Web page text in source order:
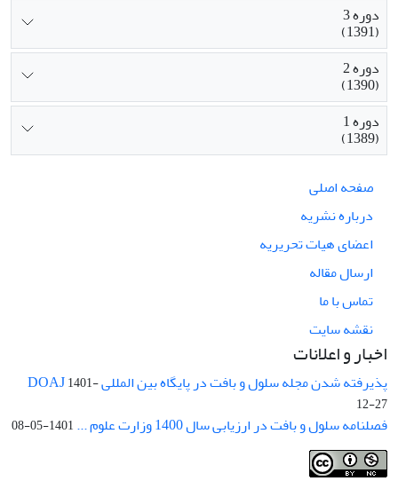
دوره 3
(1391)
دوره 2
(1390)
دوره 1
(1389)
صفحه اصلی
درباره نشریه
اعضای هیات تحریریه
ارسال مقاله
تماس با ما
نقشه سایت
اخبار و اعلانات
پذیرفته شدن مجله سلول و بافت در پایگاه بین المللی DOAJ1401-
12-27
فصلنامه سلول و بافت در ارزیابی سال 1400 وزارت علوم ... 1401-05-08